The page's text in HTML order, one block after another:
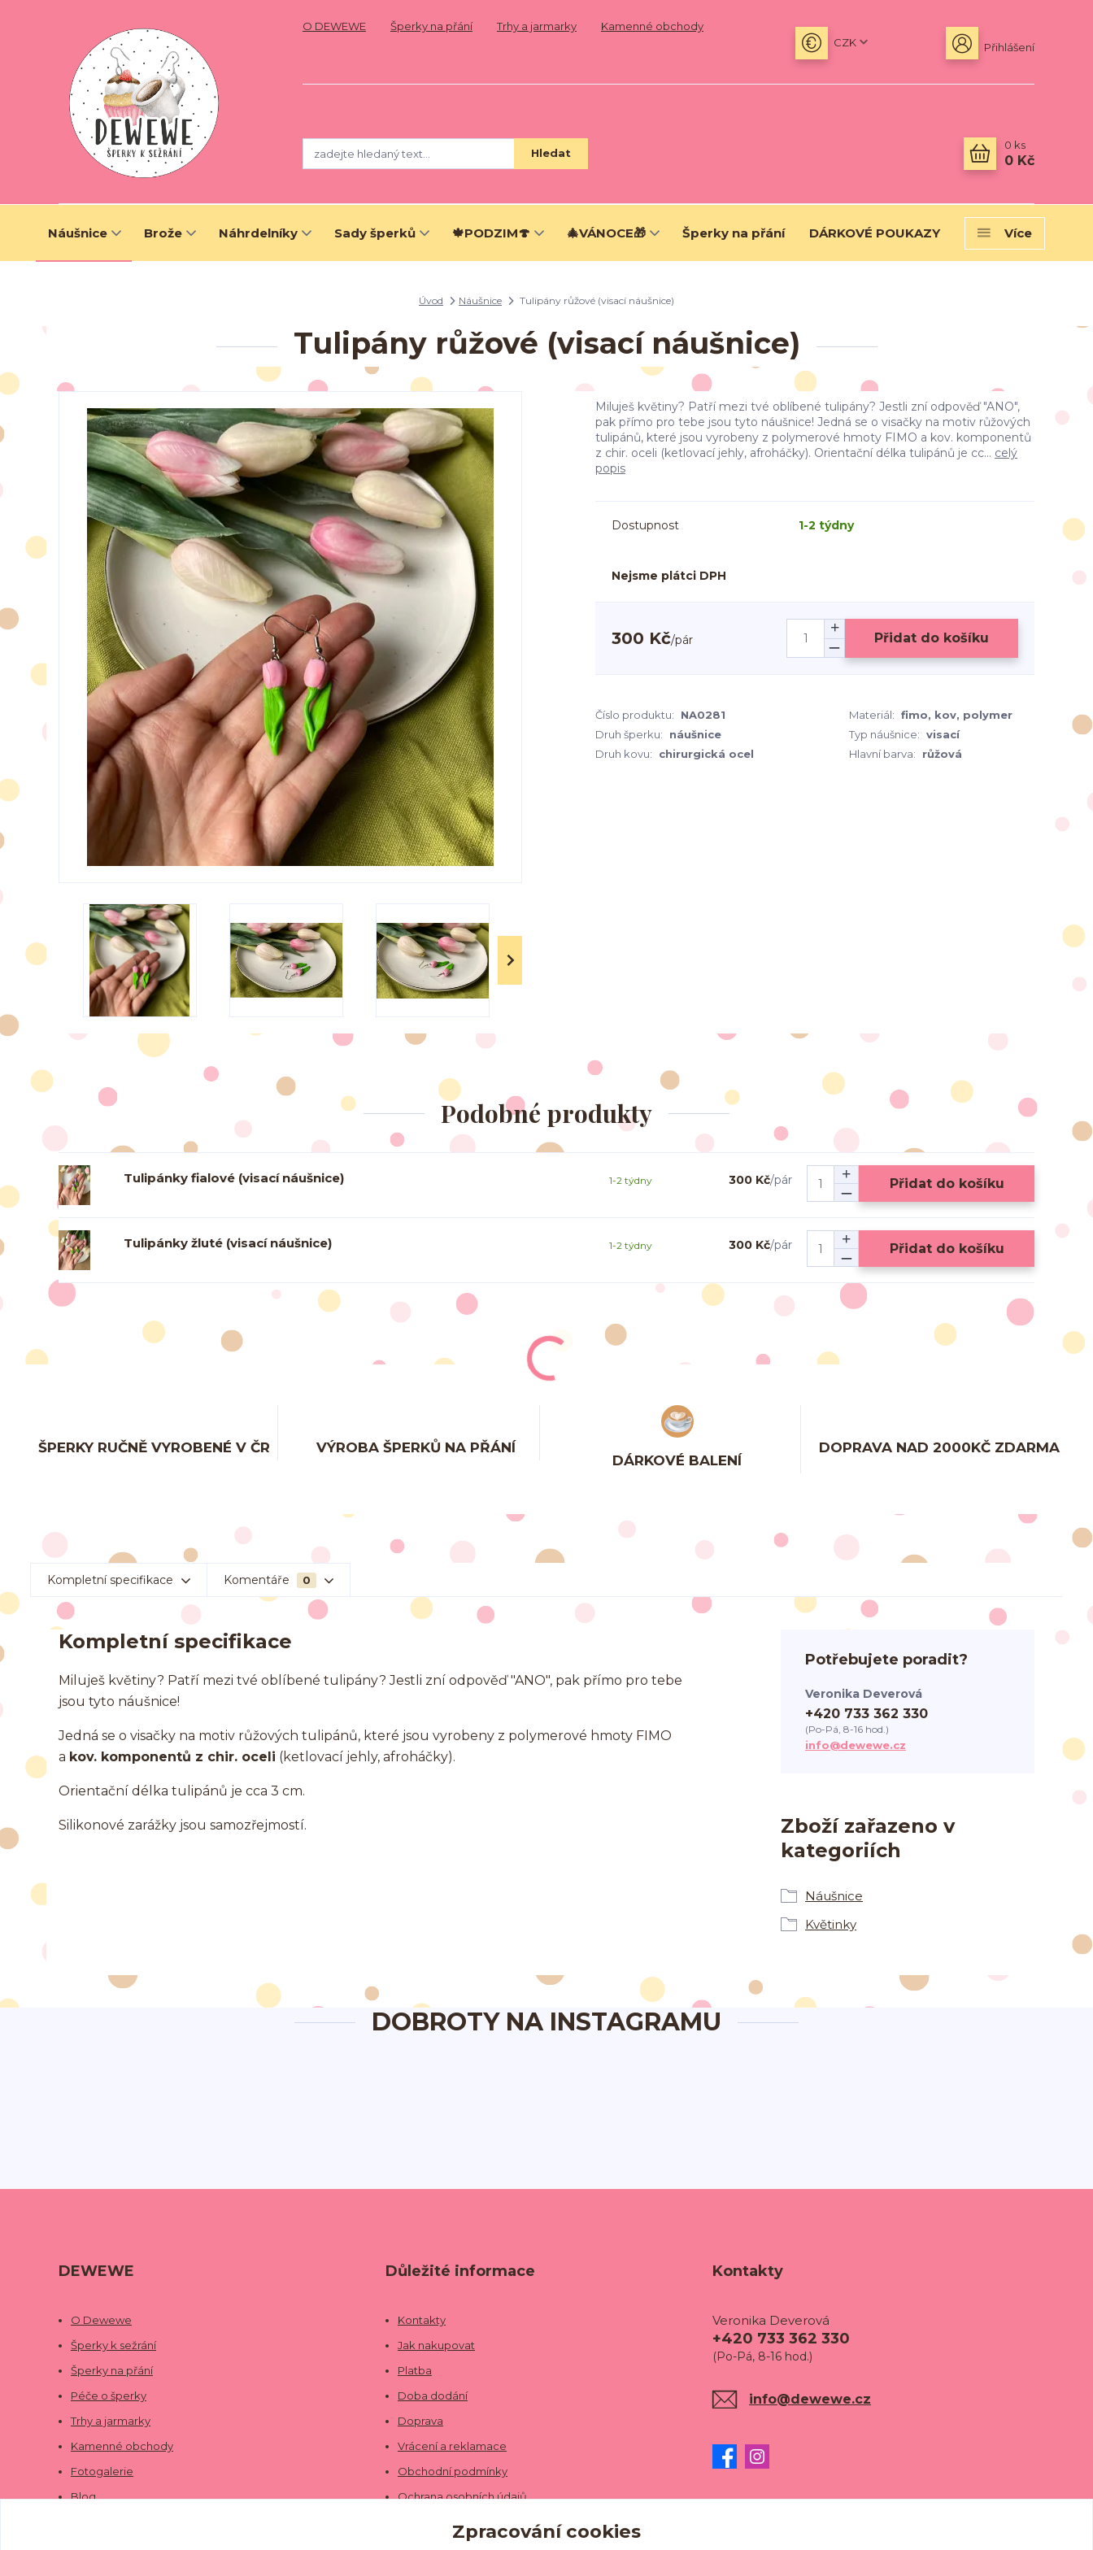
O DEWEWE Šperky na přání Trhy a jarmarky
Kamenné obchody
CZK
Přihlášení
Hledat
0 ks
0 Kč
Náušnice Brože Náhrdelníky Sady šperků 🍁PODZIM🍄 🎄VÁNOCE🎁 Šperky na přání DÁRKOVÉ POUKAZY Více
Úvod Náušnice Tulipány růžové (visací náušnice)
Tulipány růžové (visací náušnice)
Miluješ květiny? Patří mezi tvé oblíbené tulipány? Jestli zní odpověď "ANO",
pak přímo pro tebe jsou tyto náušnice! Jedná se o visačky na motiv růžových
tulipánů, které jsou vyrobeny z polymerové hmoty FIMO a kov. komponentů
z chir. oceli (ketlovací jehly, afroháčky). Orientační délka tulipánů je cc... celý
popis
Dostupnost 1-2 týdny
Nejsme plátci DPH
300 Kč/pár Přidat do košíku
Číslo produktu: NA0281 Materiál: fimo, kov, polymer
Druh šperku:
náušnice Typ náušnice: visací
Druh kovu:
chirurgická ocel Hlavní barva: růžová
Podobné produkty
Tulipánky fialové (visací náušnice) 300 Kč/pár
1-2 týdny Přidat do košíku
Tulipánky žluté (visací náušnice) 300 Kč/pár
1-2 týdny Přidat do košíku
ŠPERKY RUČNĚ VYROBENÉ V ČR
VÝROBA ŠPERKŮ NA PŘÁNÍ
DÁRKOVÉ BALENÍ
DOPRAVA NAD 2000KČ ZDARMA
Kompletní specifikace Komentáře 0
Kompletní specifikace
Miluješ květiny? Patří mezi tvé oblíbené tulipány? Jestli zní odpověď "ANO", pak přímo pro tebe
jsou tyto náušnice!
Jedná se o visačky na motiv růžových tulipánů, které jsou vyrobeny z polymerové hmoty FIMO
a kov. komponentů z chir. oceli (ketlovací jehly, afroháčky).
Orientační délka tulipánů je cca 3 cm.
Silikonové zarážky jsou samozřejmostí.
Zboží zařazeno v
kategoriích
Náušnice
Květinky
Potřebujete poradit?
Veronika Deverová
+420 733 362 330
(Po-Pá, 8-16 hod.)
info@dewewe.cz
DOBROTY NA INSTAGRAMU
DEWEWE
O Dewewe
Šperky k sežrání
Šperky na přání
Péče o šperky
Trhy a jarmarky
Kamenné obchody
Fotogalerie
Blog
Důležité informace
Kontakty
Jak nakupovat
Platba
Doba dodání
Doprava
Vrácení a reklamace
Obchodní podmínky
Ochrana osobních údajů
Kontakty
Veronika Deverová
+420 733 362 330
(Po-Pá, 8-16 hod.)
info@dewewe.cz
Zpracování cookies